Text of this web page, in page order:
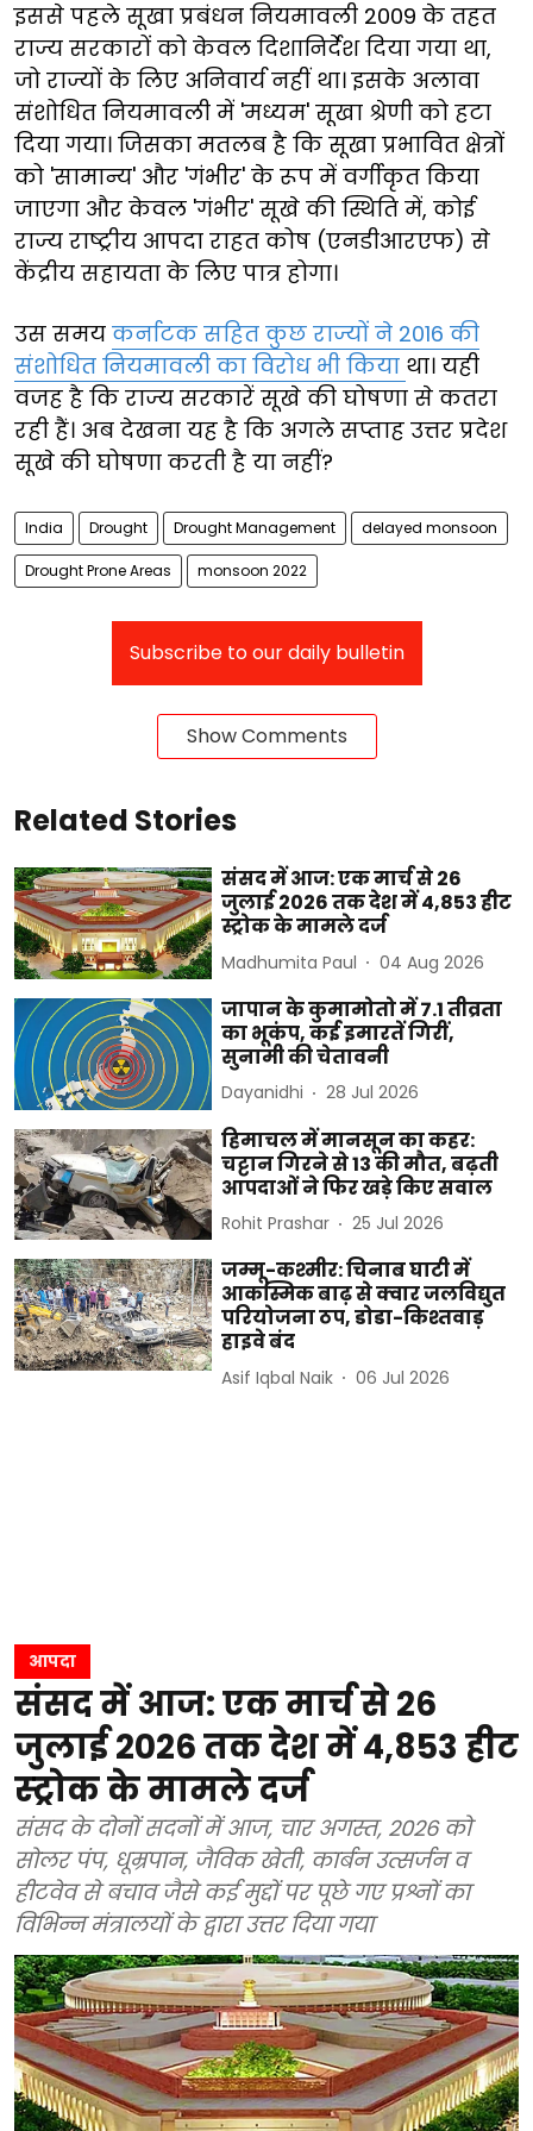
इससे पहले सूखा प्रबंधन नियमावली 2009 के तहत
राज्य सरकारों को केवल दिशानिर्देश दिया गया था,
जो राज्यों के लिए अनिवार्य नहीं था। इसके अलावा
संशोधित नियमावली में 'मध्यम' सूखा श्रेणी को हटा
दिया गया। जिसका मतलब है कि सूखा प्रभावित क्षेत्रों
को 'सामान्य' और 'गंभीर' के रूप में वर्गीकृत किया
जाएगा और केवल 'गंभीर' सूखे की स्थिति में, कोई
राज्य राष्ट्रीय आपदा राहत कोष (एनडीआरएफ) से
केंद्रीय सहायता के लिए पात्र होगा।
उस समय कर्नाटक सहित कुछ राज्यों ने 2016 की
संशोधित नियमावली का विरोध भी किया था। यही
वजह है कि राज्य सरकारें सूखे की घोषणा से कतरा
रही हैं। अब देखना यह है कि अगले सप्ताह उत्तर प्रदेश
सूखे की घोषणा करती है या नहीं?
India Drought Drought Management delayed monsoon
Drought Prone Areas monsoon 2022
Subscribe to our daily bulletin
Show Comments
Related Stories
संसद में आज: एक मार्च से 26
जुलाई 2026 तक देश में 4,853 हीट
स्ट्रोक के मामले दर्ज
Madhumita Paul 04 Aug 2026
जापान के कुमामोतो में 7.1 तीव्रता
का भूकंप, कई इमारतें गिरीं,
सुनामी की चेतावनी
Dayanidhi 28 Jul 2026
हिमाचल में मानसून का कहर:
चट्टान गिरने से 13 की मौत, बढ़ती
आपदाओं ने फिर खड़े किए सवाल
Rohit Prashar 25 Jul 2026
जम्मू-कश्मीर: चिनाब घाटी में
आकस्मिक बाढ़ से क्वार जलविद्युत
परियोजना ठप, डोडा-किश्तवाड़
हाइवे बंद
Asif Iqbal Naik 06 Jul 2026
आपदा
संसद में आज: एक मार्च से 26
जुलाई 2026 तक देश में 4,853 हीट
स्ट्रोक के मामले दर्ज
संसद के दोनों सदनों में आज, चार अगस्त, 2026 को
सोलर पंप, धूम्रपान, जैविक खेती, कार्बन उत्सर्जन व
हीटवेव से बचाव जैसे कई मुद्दों पर पूछे गए प्रश्नों का
विभिन्न मंत्रालयों के द्वारा उत्तर दिया गया